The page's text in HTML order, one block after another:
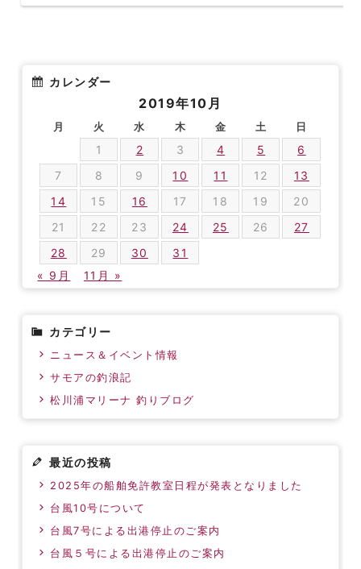
カレンダー
2019年10月
月 火 水 木 金 土 日
1 2 3 4 5
6
7
8 9 10 11 12
13
14
15 16 17 18 19
20
21
22 23 24 25 26
27
28
29 30
31
« 9月
11月 »
カテゴリー
ニュース＆イベント情報
サモアの釣浪記
松川浦マリーナ 釣りブログ
最近の投稿
2025年の船舶免許教室日程が発表となりました
台風10号について
台風7号による出港停止のご案内
台風５号による出港停止のご案内